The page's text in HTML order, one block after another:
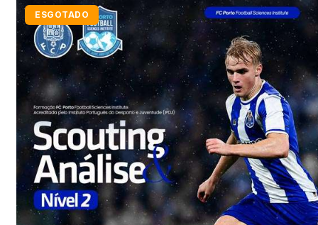
ESGOTADO